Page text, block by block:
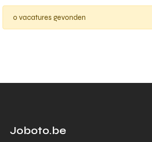
0 vacatures gevonden
Joboto.be